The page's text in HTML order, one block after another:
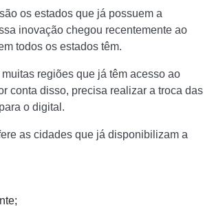
os estados que já possuem a
inovação chegou recentemente ao
todos os estados têm.
regiões que já têm acesso ao
conta disso, precisa realizar a troca das
o digital.
as cidades que já disponibilizam a